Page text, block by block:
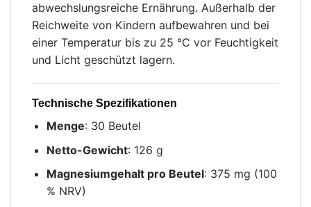
abwechslungsreiche Ernährung. Außerhalb der
Reichweite von Kindern aufbewahren und bei
einer Temperatur bis zu 25 °C vor Feuchtigkeit
und Licht geschützt lagern.
Technische Spezifikationen
Menge: 30 Beutel
Netto-Gewicht: 126 g
Magnesiumgehalt pro Beutel: 375 mg (100
% NRV)